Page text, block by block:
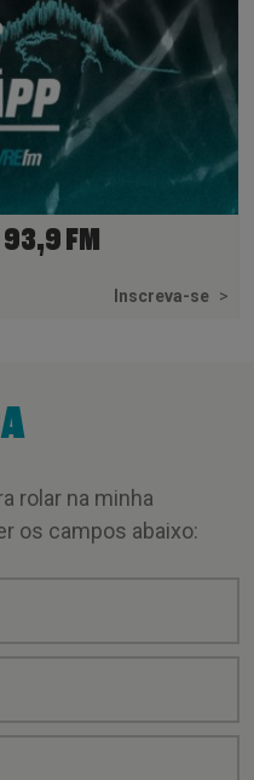
FM
Inscreva-se >
rolar na minha
os campos abaixo: